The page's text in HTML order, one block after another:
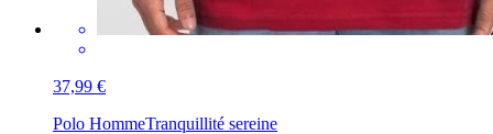
37,99 €
Polo HommeTranquillité sereine